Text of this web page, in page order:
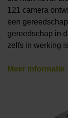
121 camera
een
gereedschap in
zelfs in werking
Meer informatie